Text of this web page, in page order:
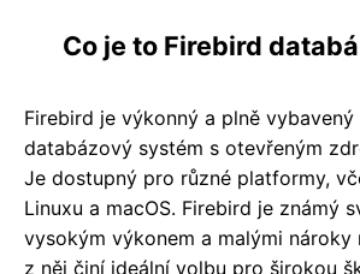
Co je to Firebird
Firebird je výkonný a plně vybavený
databázový systém s otevřeným
Je dostupný pro různé platformy,
Linuxu a macOS. Firebird je známý
vysokým výkonem a malými nároky
z něj činí ideální volbu pro širokou